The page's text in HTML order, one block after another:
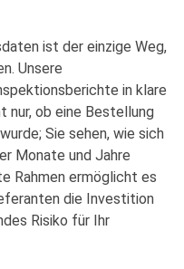
ist der einzige Weg,
Unsere
in klare
nur, ob eine Bestellung
Sie sehen, wie sich
Monate und Jahre
Rahmen ermöglicht es
die Investition
Risiko für Ihr